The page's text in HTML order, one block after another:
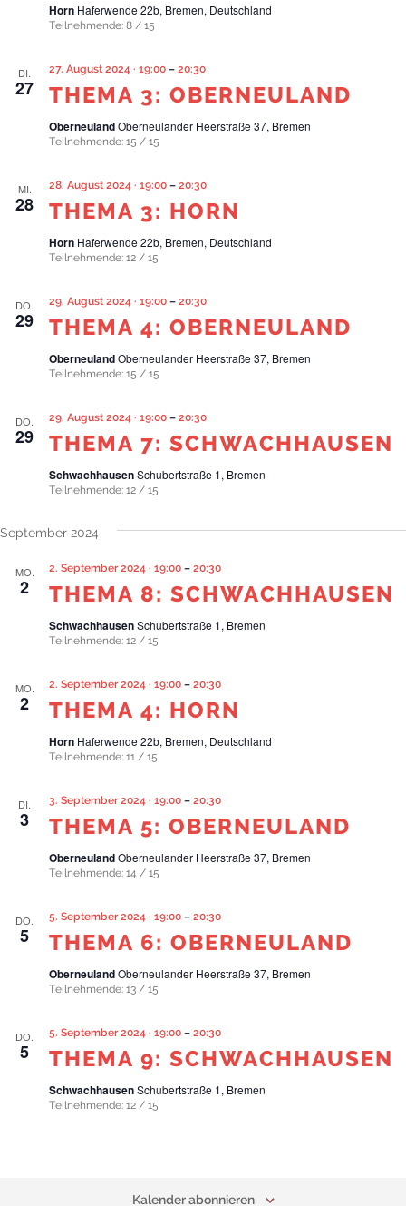
Horn Haferwende 22b, Bremen, Deutschland
Teilnehmende: 8 / 15
DI.
27 THEMA 3: OBERNEULAND
27. August 2024 · 19:00 – 20:30
OberneulandOberneulander Heerstraße 37, Bremen
Teilnehmende: 15 / 15
MI.
28 THEMA 3: HORN
28. August 2024 · 19:00 – 20:30
Horn Haferwende 22b, Bremen, Deutschland
Teilnehmende: 12 / 15
DO.
29 THEMA 4: OBERNEULAND
29. August 2024 · 19:00 – 20:30
OberneulandOberneulander Heerstraße 37, Bremen
Teilnehmende: 15 / 15
DO.
29 THEMA 7: SCHWACHHAUSEN
29. August 2024 · 19:00 – 20:30
SchwachhausenSchubertstraße 1, Bremen
Teilnehmende: 12 / 15
September 2024
MO.
2 THEMA 8: SCHWACHHAUSEN
2. September 2024 · 19:00 – 20:30
SchwachhausenSchubertstraße 1, Bremen
Teilnehmende: 12 / 15
MO.
2 THEMA 4: HORN
2. September 2024 · 19:00 – 20:30
Horn Haferwende 22b, Bremen, Deutschland
Teilnehmende: 11 / 15
DI.
3 THEMA 5: OBERNEULAND
3. September 2024 · 19:00 – 20:30
OberneulandOberneulander Heerstraße 37, Bremen
Teilnehmende: 14 / 15
DO.
5 THEMA 6: OBERNEULAND
5. September 2024 · 19:00 – 20:30
OberneulandOberneulander Heerstraße 37, Bremen
Teilnehmende: 13 / 15
DO.
5 THEMA 9: SCHWACHHAUSEN
5. September 2024 · 19:00 – 20:30
SchwachhausenSchubertstraße 1, Bremen
Teilnehmende: 12 / 15
Kalender abonnieren